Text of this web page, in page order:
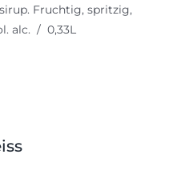
Fruchtig, spritzig,
alc. / 0,33L